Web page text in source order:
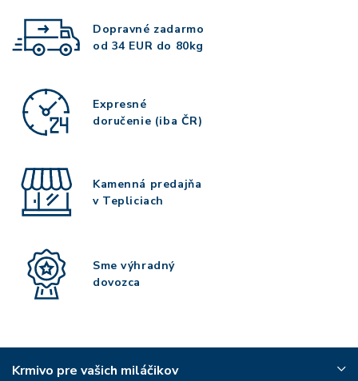
Dopravné zadarmo
od 34 EUR do 80kg
Expresné
doručenie (iba ČR)
Kamenná predajňa
v Tepliciach
Sme výhradný
dovozca
Krmivo pre vašich miláčikov